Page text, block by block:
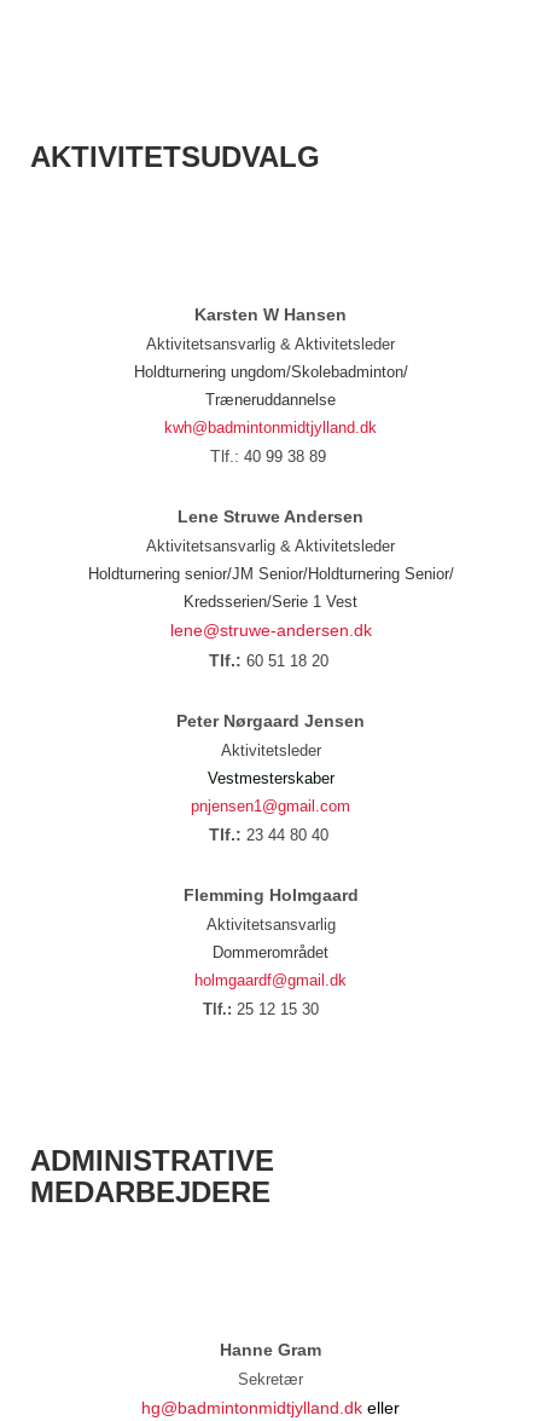
AKTIVITETSUDVALG
Karsten W Hansen
Aktivitetsansvarlig & Aktivitetsleder
Holdturnering ungdom/Skolebadminton/
Træneruddannelse
kwh@badmintonmidtjylland.dk
Tlf.: 40 99 38 89
Lene Struwe Andersen
Aktivitetsansvarlig & Aktivitetsleder
Holdturnering senior/JM Senior/Holdturnering Senior/
Kredsserien/Serie 1 Vest
lene@struwe-andersen.dk
Tlf.: 60 51 18 20
Peter Nørgaard Jensen
Aktivitetsleder
Vestmesterskaber
pnjensen1@gmail.com
Tlf.: 23 44 80 40
Flemming Holmgaard
Aktivitetsansvarlig
Dommerområdet
holmgaardf@gmail.dk
Tlf.: 25 12 15 30
ADMINISTRATIVE
MEDARBEJDERE
Hanne Gram
Sekretær
hg@badmintonmidtjylland.dk eller